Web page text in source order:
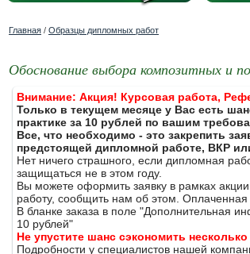
Главная / Образцы дипломных работ
Обоснование выбора композитных и
Внимание: Акция! Курсовая работа,
Только в текущем месяце у Вас есть
практике за 10 рублей по вашим
Все, что необходимо - это закрепить
предстоящей дипломной работе, ВКР
Нет ничего страшного, если дипломная
защищаться не в этом году.
Вы можете оформить заявку в рамках
работу, сообщить нам об этом.
В бланке заказа в поле "Дополнительная
10 рублей"
Не упустите шанс сэкономить
Подробности у специалистов нашей